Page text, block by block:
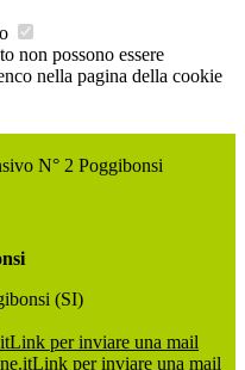
non possono essere
nella pagina della cookie
N° 2 Poggibonsi
(SI)
Link per inviare una mail
Link per inviare una mail